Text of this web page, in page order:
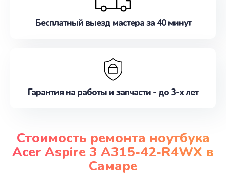
Бесплатный выезд мастера за 40 минут
Гарантия на работы и запчасти - до 3-х лет
Стоимость ремонта ноутбука
Acer Aspire 3 A315-42-R4WX в
Самаре